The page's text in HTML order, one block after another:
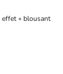
effet « blousant